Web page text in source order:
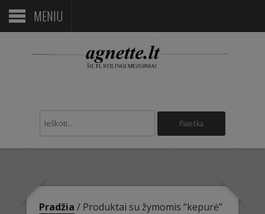
MENIU
Pradžia / Produktai su žymomis “kepurė”